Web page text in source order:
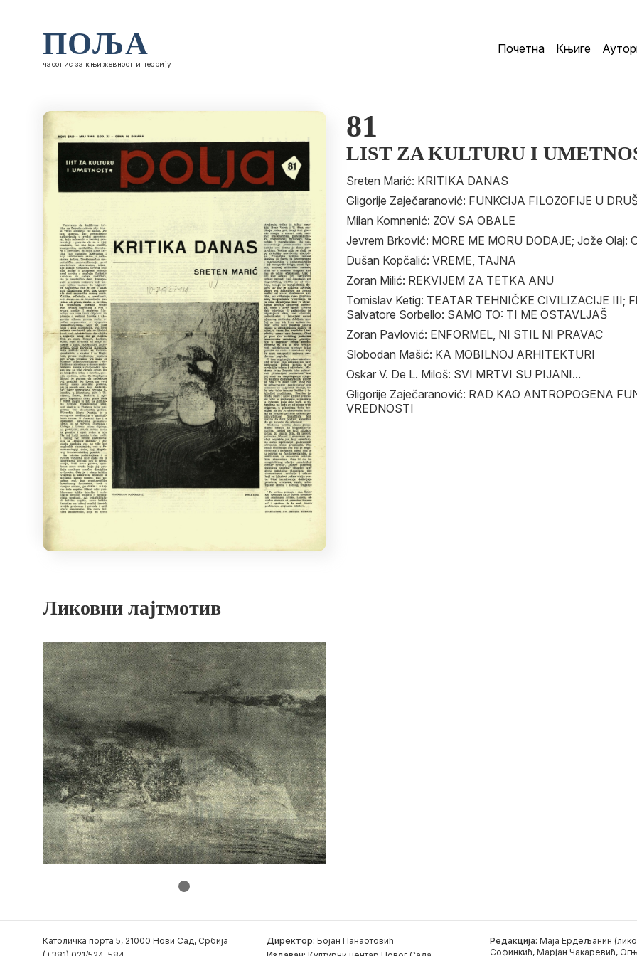
ПОЉА
часопис за књижевност и теорију
Почетна Књиге
Ликовни лајтмотив
81
LIST ZA KULTURU I
Sreten Marić: KRITIKA DANAS
Gligorije Zaječaranović: FUNKCIJA FILOZOFIJE U
Milan Komnenić: ZOV SA OBALE
Jevrem Brković: MORE ME MORU DODAJE; Jože Olaj:
Dušan Kopčalić: VREME, TAJNA
Zoran Milić: REKVIJEM ZA TETKA ANU
Tomislav Ketig: TEATAR TEHNIČKE CIVILIZACIJE III;
Salvatore Sorbello: SAMO TO: TI ME OSTAVLJAŠ
Zoran Pavlović: ENFORMEL, NI STIL NI PRAVAC
Slobodan Mašić: KA MOBILNOJ ARHITEKTURI
Oskar V. De L. Miloš: SVI MRTVI SU PIJANI...
Gligorije Zaječaranović: RAD KAO ANTROPOGENA
VREDNOSTI
Католичка порта 5, 21000 Нови Сад, Србија
Директор: Бојан Панаотовић
Редакција: Маја Ердељанин
Софинкић, Марјан Чакаревић,